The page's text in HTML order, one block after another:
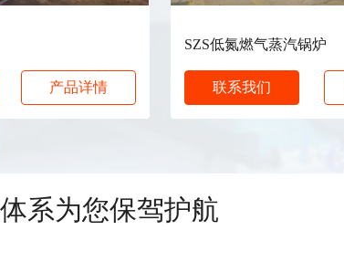
产品详情
SZS低氮燃气蒸汽锅炉
联系我们
系为您保驾护航